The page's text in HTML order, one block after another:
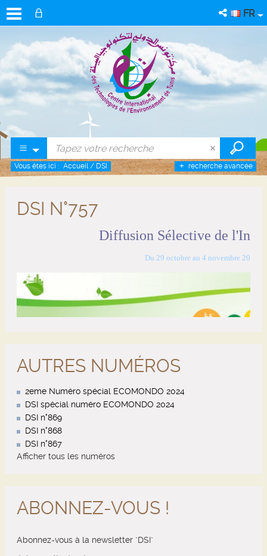
FR
recherche avancée
Vous êtes ici : Accueil / DSI
DSI N°757
AUTRES NUMÉROS
2eme Numéro spécial ECOMONDO 2024
DSI spécial numéro ECOMONDO 2024
DSI n°869
DSI n°868
DSI n°867
Afficher tous les numéros
ABONNEZ-VOUS !
Abonnez-vous à la newsletter "DSI"